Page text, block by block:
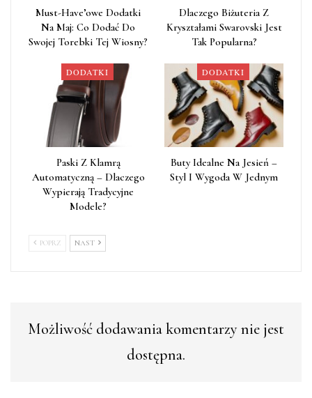
Must-Have’owe Dodatki
Na Maj: Co Dodać Do
Swojej Torebki Tej Wiosny?
Dlaczego Biżuteria Z
Kryształami Swarovski Jest
Tak Popularna?
DODATKI
Paski Z Klamrą
Automatyczną – Dlaczego
Wypierają Tradycyjne
Modele?
DODATKI
Buty Idealne Na Jesień –
Styl I Wygoda W Jednym
POPRZ NAST
Możliwość dodawania komentarzy nie jest
dostępna.